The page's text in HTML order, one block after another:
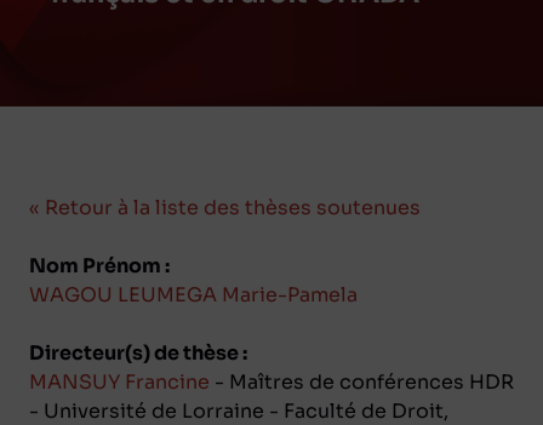
« Retour à la liste des thèses soutenues
Nom Prénom :
WAGOU LEUMEGA Marie-Pamela
Directeur(s) de thèse :
MANSUY Francine - Maîtres de conférences HDR
- Université de Lorraine - Faculté de Droit,